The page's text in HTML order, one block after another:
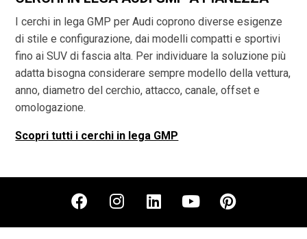
I cerchi in lega GMP per Audi coprono diverse esigenze
di stile e configurazione, dai modelli compatti e sportivi
fino ai SUV di fascia alta. Per individuare la soluzione più
adatta bisogna considerare sempre modello della vettura,
anno, diametro del cerchio, attacco, canale, offset e
omologazione.
Scopri tutti i cerchi in lega GMP